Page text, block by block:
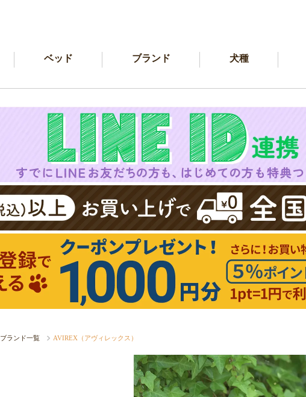
ベッド ブランド 犬種
ブランド一覧 AVIREX（アヴィレックス）